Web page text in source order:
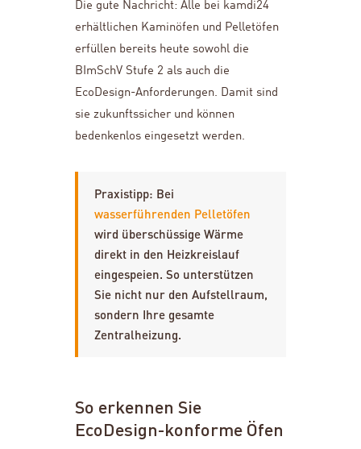
Die gute Nachricht: Alle bei kamdi24
erhältlichen Kaminöfen und Pelletöfen
erfüllen bereits heute sowohl die
BImSchV Stufe 2 als auch die
EcoDesign-Anforderungen. Damit sind
sie zukunftssicher und können
bedenkenlos eingesetzt werden.
Praxistipp: Bei
wasserführenden Pelletöfen
wird überschüssige Wärme
direkt in den Heizkreislauf
eingespeien. So unterstützen
Sie nicht nur den Aufstellraum,
sondern Ihre gesamte
Zentralheizung.
So erkennen Sie
EcoDesign-konforme Öfen